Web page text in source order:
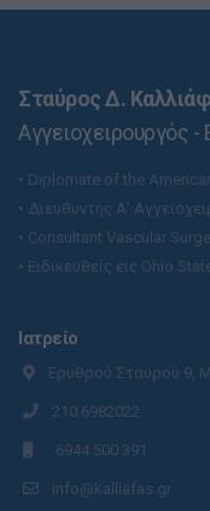
Σταύρος Δ.
Αγγειοχειρουργός -
• Diplomate of the
• Διευθυντής Α’
• Consultant Vascular
• Ειδικευθείς εις Ohio
Ιατρείο
Ερυθρού Σταυρού 9,
210 6982022
6944 500 391
info@kalliafas.gr